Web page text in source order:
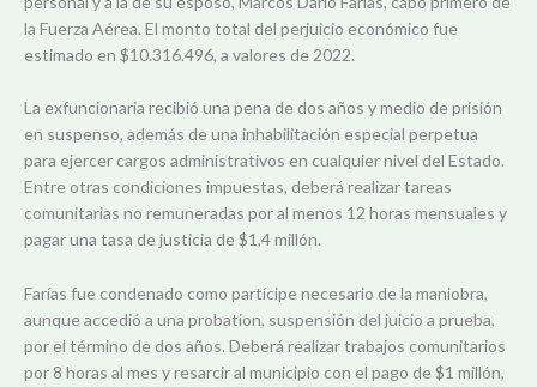
la Fuerza Aérea. El monto total del perjuicio económico fue
estimado en $10.316.496, a valores de 2022.
La exfuncionaria recibió una pena de dos años y medio de prisión
en suspenso, además de una inhabilitación especial perpetua
para ejercer cargos administrativos en cualquier nivel del Estado.
Entre otras condiciones impuestas, deberá realizar tareas
comunitarias no remuneradas por al menos 12 horas mensuales y
pagar una tasa de justicia de $1,4 millón.
Farías fue condenado como partícipe necesario de la maniobra,
aunque accedió a una probation, suspensión del juicio a prueba,
por el término de dos años. Deberá realizar trabajos comunitarios
por 8 horas al mes y resarcir al municipio con el pago de $1 millón,